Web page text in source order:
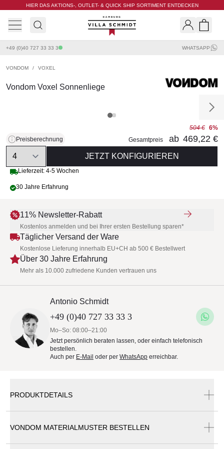
HIER DAS AKTIONS-, OUTLET- & QUICK SHIP SORTIMENT ENTDECKEN
Villa Schmidt
+49 (0)40 727 33 33 3 WHATSAPP
VONDOM / VOXEL
Vondom Voxel Sonnenliege
Preisberechnung
504 € 6%
Gesamtpreis
ab 469,22 €
Quantity
JETZT KONFIGURIEREN
Lieferzeit: 4-5 Wochen
30 Jahre Erfahrung
11% Newsletter-Rabatt
Kostenlos anmelden und bei Ihrer ersten Bestellung sparen*
Täglicher Versand der Ware
Kostenlose Lieferung innerhalb EU+CH ab 500 € Bestellwert
Über 30 Jahre Erfahrung
Mehr als 10.000 zufriedene Kunden vertrauen uns
Antonio Schmidt
+49 (0)40 727 33 33 3
Mo–So: 08:00–21:00
Jetzt persönlich beraten lassen, oder einfach telefonisch
bestellen.
Auch per E-Mail oder per WhatsApp erreichbar.
PRODUKTDETAILS
VONDOM MATERIALMUSTER BESTELLEN